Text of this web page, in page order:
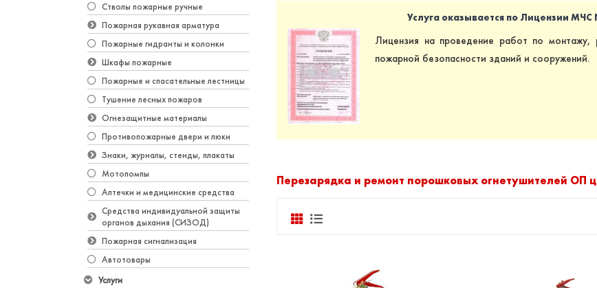
Стволы пожарные ручные
Пожарная рукавная арматура
Пожарные гидранты и колонки
Шкафы пожарные
Пожарные и спасательные лестницы
Тушение лесных пожаров
Огнезащитные материалы
Противопожарные двери и люки
Знаки, журналы, стенды, плакаты
Мотопомпы
Аптечки и медицинские средства
Средства индивидуальной защиты
органов дыхания (СИЗОД)
Пожарная сигнализация
Автотовары
Услуги
Услуга оказывается по Лицензии МЧС
Лицензия на проведение работ по монтажу,
пожарной безопасности зданий и сооружений.
Перезарядка и ремонт порошковых огнетушителей ОП